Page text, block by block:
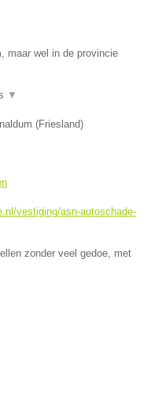
maar wel in de provincie
▼
(Friesland)
vestiging/asn-autoschade-
zonder veel gedoe, met